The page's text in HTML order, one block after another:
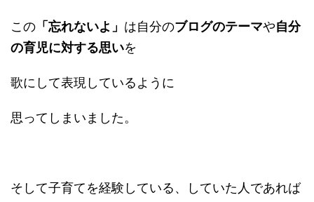
この 「忘れないよ」 は自分のブログのテーマや自分
の育児に対する思いを
歌にして表現しているように
思ってしまいました。
そして子育てを経験している、していた人であれば